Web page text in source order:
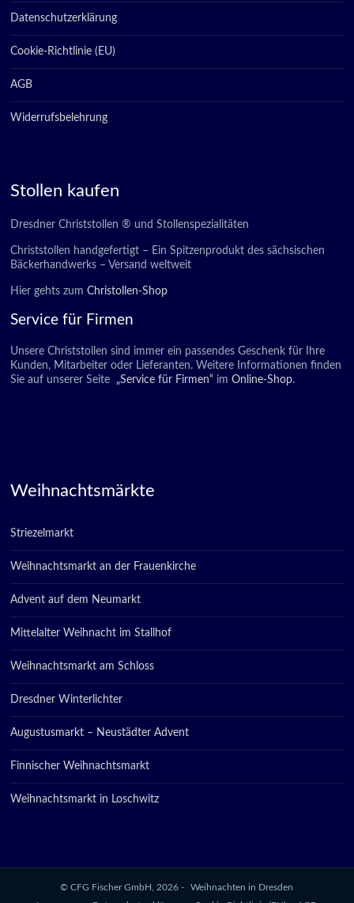
Datenschutzerklärung
Cookie-Richtlinie (EU)
AGB
Widerrufsbelehrung
Stollen kaufen
Dresdner Christstollen ® und Stollenspezialitäten
Christstollen handgefertigt – Ein Spitzenprodukt des sächsischen
Bäckerhandwerks – Versand weltweit
Hier gehts zumChristollen-Shop
Service für Firmen
Unsere Christstollen sind immer ein passendes Geschenk für Ihre
Kunden, Mitarbeiter oder Lieferanten. Weitere Informationen finden
Sie auf unserer Seite
„Service für Firmen“ im Online-Shop.
Weihnachtsmärkte
Striezelmarkt
Weihnachtsmarkt an der Frauenkirche
Advent auf dem Neumarkt
Mittelalter Weihnacht im Stallhof
Weihnachtsmarkt am Schloss
Dresdner Winterlichter
Augustusmarkt – Neustädter Advent
Finnischer Weihnachtsmarkt
Weihnachtsmarkt in Loschwitz
© CFG Fischer GmbH, 2026 -
Weihnachten in Dresden